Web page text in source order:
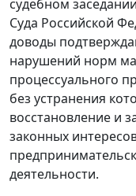
судебном
Суда Российской
доводы
нарушений норм
процессуального
без устранения
восстановление и
законных
деятельности.